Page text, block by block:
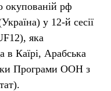
окупованій рф
у 12-й сесії
яка
в Каїрі, Арабська
Програми ООН з